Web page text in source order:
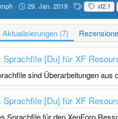
A
t
o
r
mph
D
t
u
m
r
t
e
l
l
u
29. Jan. 2019
S
c
h
l
a
w
r
t
e
xf2.1
Aktualisierungen (7)
Sprachfile [Du] für XF
sind Überarbeitungen
Sprachfile [Du] für XF